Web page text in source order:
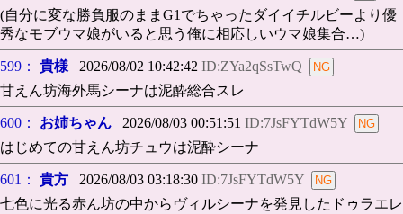
(自分に変な勝負服のままG1でちゃったダイイチルビーより優
秀なモブウマ娘がいると思う俺に相応しいウマ娘集合…)
599： 貴様 2026/08/02 10:42:42 ID:ZYa2qSsTwQ
甘えん坊海外馬シーナは泥酔総合スレ
600： お姉ちゃん 2026/08/03 00:51:51 ID:7JsFYTdW5Y
はじめての甘えん坊チュウは泥酔シーナ
601： 貴方 2026/08/03 03:18:30 ID:7JsFYTdW5Y
七色に光る赤ん坊の中からヴィルシーナを発見したドゥラエレ